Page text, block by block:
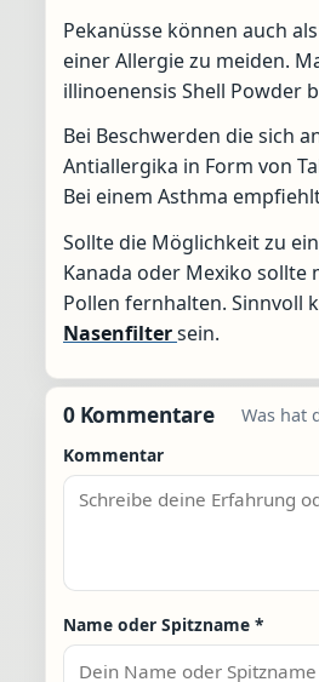
Pekanüsse können auch
einer Allergie zu meiden.
illinoenensis Shell Powder
Bei Beschwerden die sich
Antiallergika in Form von
Bei einem Asthma
Sollte die Möglichkeit zu
Kanada oder Mexiko sollte
Pollen fernhalten. Sinnvoll
Nasenfiltersein.
0 Kommentare
Was hat
Kommentar
Name oder Spitzname *